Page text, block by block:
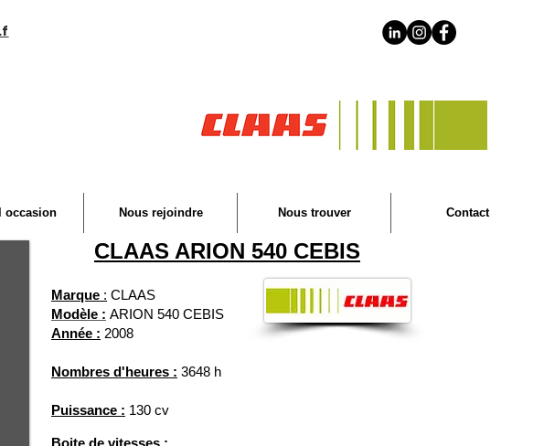
occasion Nous rejoindre Nous trouver Contact
CLAAS ARION 540 CEBIS
Marque : CLAAS
Modèle : ARION 540 CEBIS
Année : 2008
Nombres d'heures : 3648 h
Puissance : 130 cv
Boite de vitesses :